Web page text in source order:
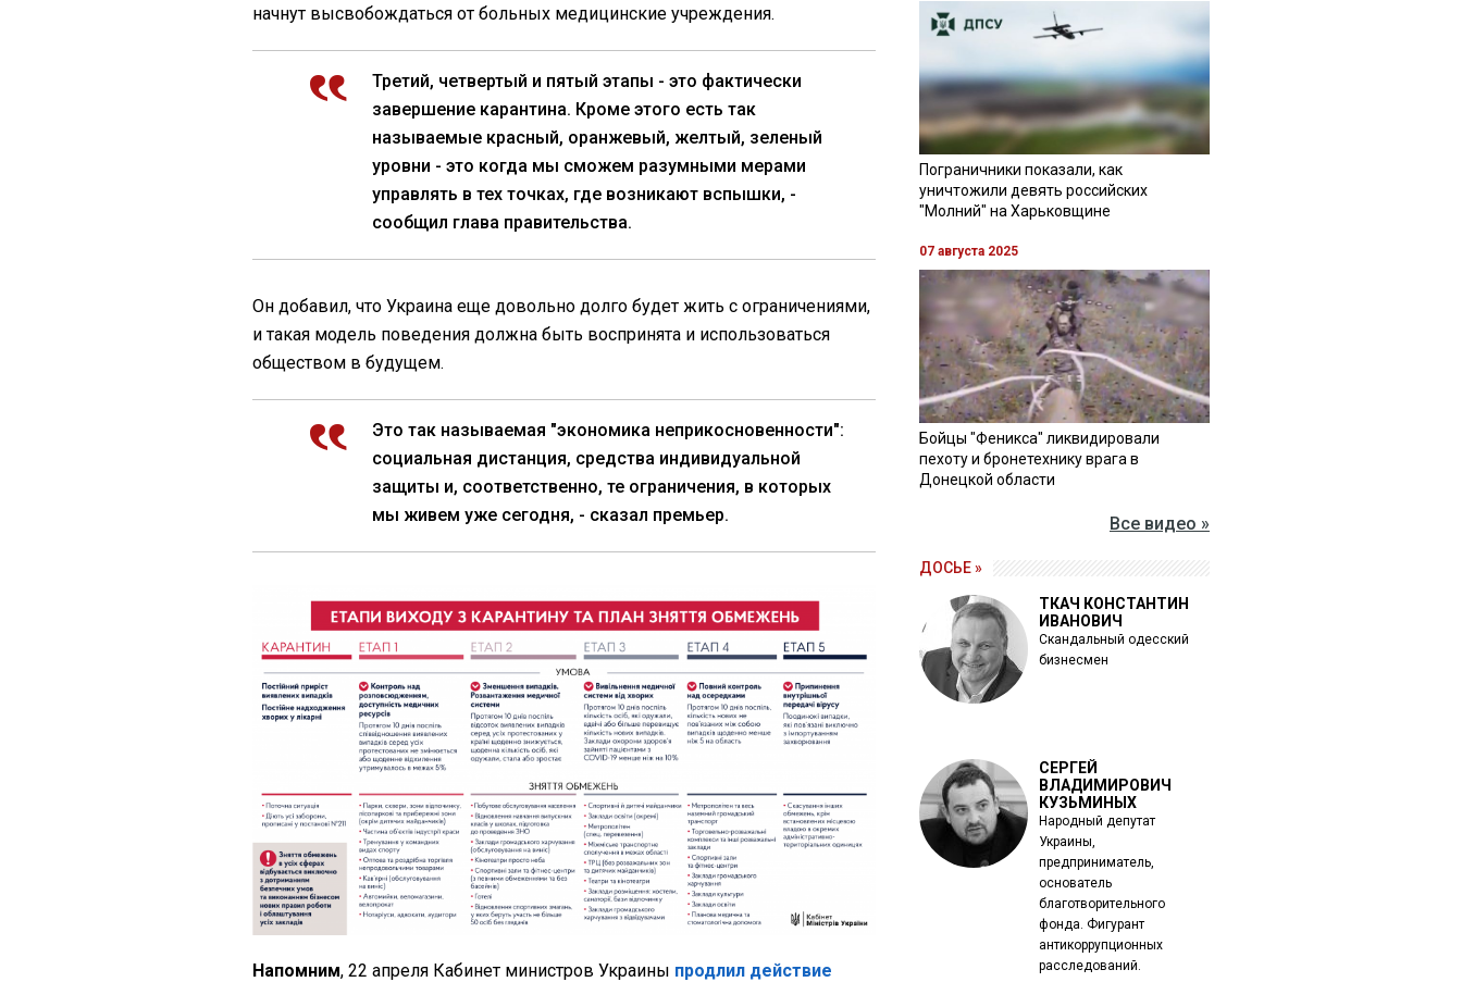
начнут высвобождаться от больных медицинские учреждения.
Третий, четвертый и пятый этапы - это фактически
завершение карантина. Кроме этого есть так
называемые красный, оранжевый, желтый, зеленый
уровни - это когда мы сможем разумными мерами
управлять в тех точках, где возникают вспышки, -
сообщил глава правительства.
Он добавил, что Украина еще довольно долго будет жить с ограничениями,
и такая модель поведения должна быть воспринята и использоваться
обществом в будущем.
Это так называемая "экономика неприкосновенности":
социальная дистанция, средства индивидуальной
защиты и, соответственно, те ограничения, в которых
мы живем уже сегодня, - сказал премьер.
Напомним, 22 апреля Кабинет министров Украины продлил действие
Пограничники показали, как
уничтожили девять российских
"Молний" на Харьковщине
07 августа 2025
Бойцы "Феникса" ликвидировали
пехоту и бронетехнику врага в
Донецкой области
Все видео »
ДОСЬЕ »
ТКАЧ КОНСТАНТИН
ИВАНОВИЧ
Скандальный одесский
бизнесмен
СЕРГЕЙ
ВЛАДИМИРОВИЧ
КУЗЬМИНЫХ
Народный депутат
Украины,
предприниматель,
основатель
благотворительного
фонда. Фигурант
антикоррупционных
расследований.